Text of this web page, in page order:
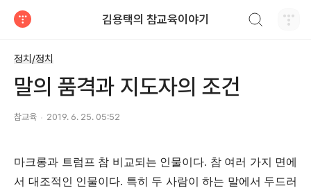
김용택의 참교육이야기
정치/정치
말의 품격과 지도자의 조건
참교육 2019. 6. 25. 05:52
마크롱과 트럼프 참 비교되는 인물이다. 참 여러 가지 면에
서 대조적인 인물이다. 특히 두 사람이 하는 말에서 두드러